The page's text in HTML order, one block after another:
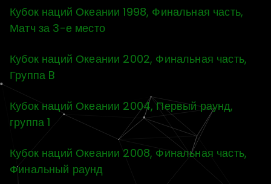
Кубок наций Океании 1998, Финальная часть,
Матч за 3-е место
Кубок наций Океании 2002, Финальная часть,
Группа B
Кубок наций Океании 2004, Первый раунд,
группа 1
Кубок наций Океании 2008, Финальная часть,
Финальный раунд